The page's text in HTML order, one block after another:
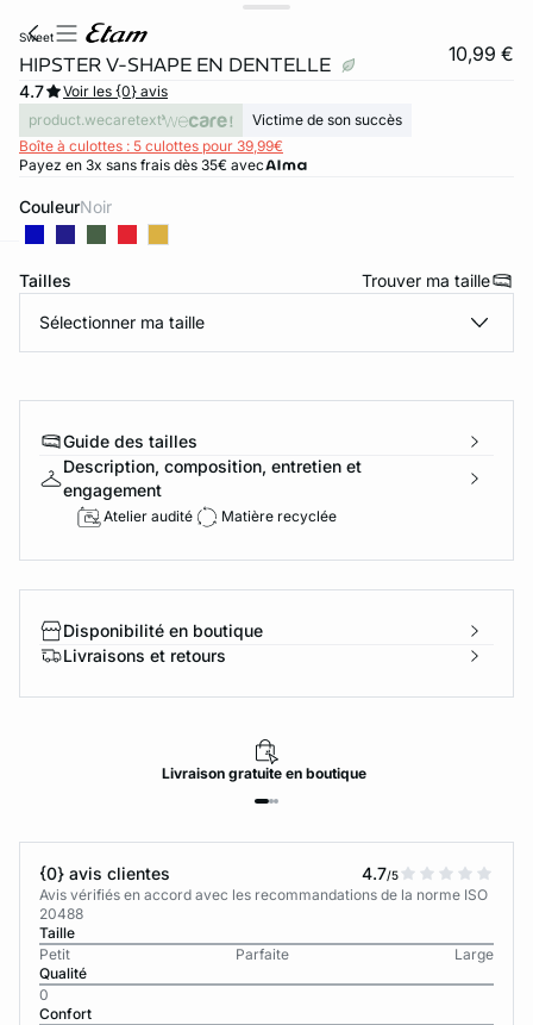
sweet
HIPSTER V-SHAPE EN DENTELLE 10,99 €
4.7
Voir les {0} avis
product.wecaretext
Victime de son succès
Boîte à culottes : 5 culottes pour 39,99€
Payez en 3x sans frais dès 35€ avec
Couleur noir
Tailles Trouver ma taille
Sélectionner ma taille
Guide des tailles
Description, composition, entretien et
engagement
Atelier audité Matière recyclée
Disponibilité en boutique
Livraisons et retours
Livraisongratuiteen boutique
{0} avis clientes 4.7/5
Avis vérifiés en accord avec les recommandations de la norme ISO
20488
Taille
Petit
Parfaite
Large
Qualité
0
Confort